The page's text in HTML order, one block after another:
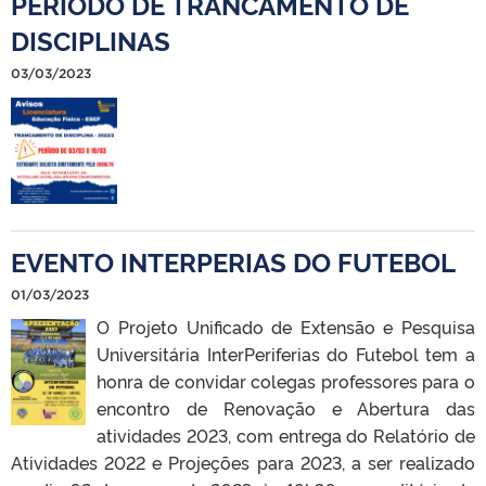
DISCIPLINAS
03/03/2023
EVENTO INTERPERIAS DO FUTEBOL
01/03/2023
O Projeto Unificado de Extensão e Pesquisa
Universitária InterPeriferias do Futebol tem a
honra de convidar colegas professores para o
encontro de Renovação e Abertura das
atividades 2023, com entrega do Relatório de
Atividades 2022 e Projeções para 2023, a ser realizado